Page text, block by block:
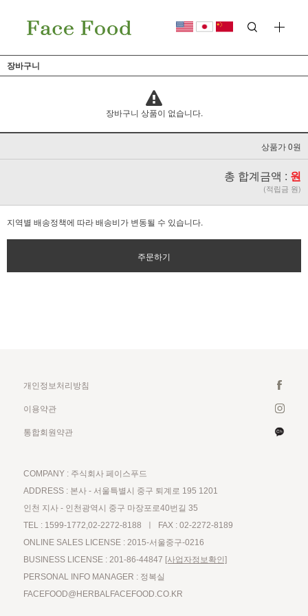
장바구니
장바구니 상품이 없습니다.
상품가 0원
총 합계금액 : 원
(적립금 원)
지역별 배송정책에 따라 배송비가 변동될 수 있습니다.
주문하기
개인정보처리방침
이용약관
통합회원약관
COMPANY : 주식회사 페이스푸드
ADDRESS : 본사 - 서울특별시 중구 퇴계로 195 1201
인천 지사 - 인천광역시 중구 마장포로40번길 35
TEL : 1599-1772,02-2272-8188 ㅣ FAX : 02-2272-8189
ONLINE SALES LICENSE : 2015-서울중구-0216
BUSINESS LICENSE : 201-86-44847 [사업자정보확인]
PERSONAL INFO MANAGER : 정복실
FACEFOOD@HERBALFACEFOOD.CO.KR